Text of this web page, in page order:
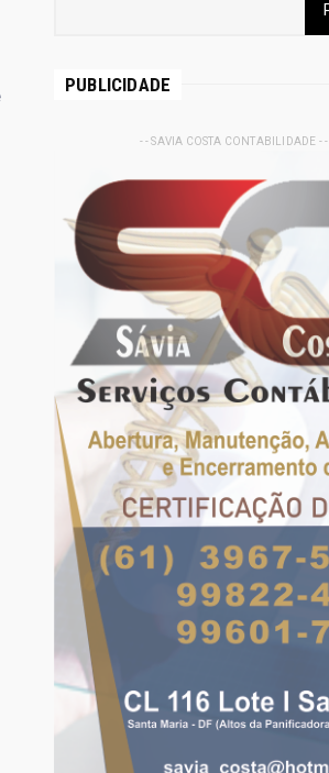
PUBLICIDADE
- - SAVIA COSTA CONTABILIDADE - -